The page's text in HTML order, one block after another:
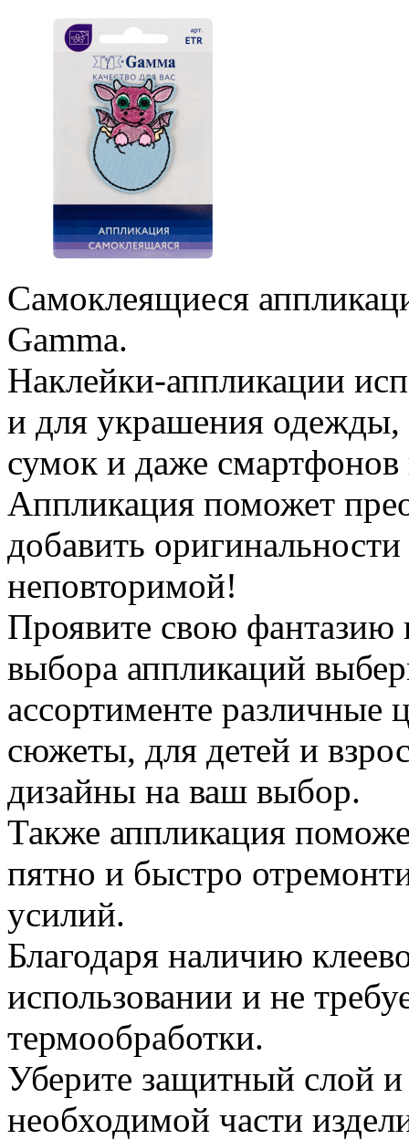
Самоклеящиеся
Gamma.
Наклейки-аппликации
и для украшения одежды,
сумок и даже
Аппликация поможет
добавить
неповторимой!
Проявите свою
выбора аппликаций
ассортименте
сюжеты, для детей и
дизайны на ваш выбор.
Также аппликация
пятно и быстро
усилий.
Благодаря наличию
использовании и не
термообработки.
Уберите защитный слой
необходимой части